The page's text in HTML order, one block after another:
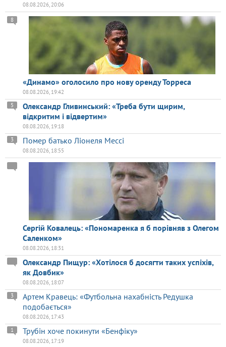
08.08.2026, 20:06
«Динамо» оголосило про нову оренду Торреса
8
08.08.2026, 19:42
Олександр Гливинський: «Треба бути щирим,
відкритим і відвертим»
5
08.08.2026, 19:18
Помер батько Ліонеля Мессі
3
08.08.2026, 18:55
Сергій Ковалець: «Пономаренка я б порівняв з Олегом
Саленком»
08.08.2026, 18:31
Олександр Пищур: «Хотілося б досягти таких успіхів,
як Довбик»
08.08.2026, 18:07
Артем Кравець: «Футбольна нахабність Редушка
подобається»
3
08.08.2026, 17:43
Трубін хоче покинути «Бенфіку»
1
08.08.2026, 17:19